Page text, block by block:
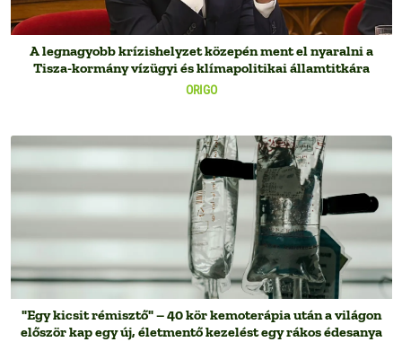
ORIGO
A legnagyobb krízishelyzet közepén ment el nyaralni a
Tisza-kormány vízügyi és klímapolitikai államtitkára
"Egy kicsit rémisztő" – 40 kör kemoterápia után a világon
először kap egy új, életmentő kezelést egy rákos édesanya